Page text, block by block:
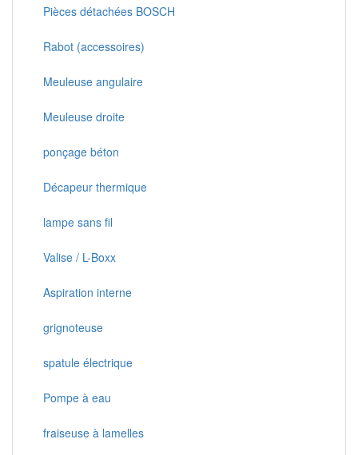
Pièces détachées BOSCH
Rabot (accessoires)
Meuleuse angulaire
Meuleuse droite
ponçage béton
Décapeur thermique
lampe sans fil
Valise / L-Boxx
Aspiration interne
grignoteuse
spatule électrique
Pompe à eau
fraiseuse à lamelles